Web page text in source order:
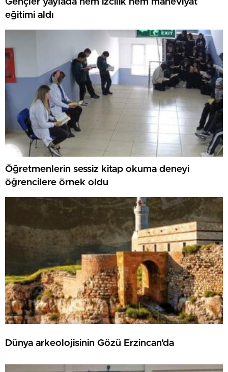
Gençler yaylada hem izcilik hem maneviyat
eğitimi aldı
Öğretmenlerin sessiz kitap okuma deneyi
öğrencilere örnek oldu
Dünya arkeolojisinin Gözü Erzincan’da